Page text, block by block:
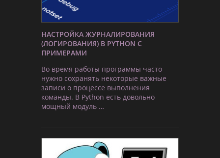
НАСТРОЙКА ЖУРНАЛИРОВАНИЯ
(ЛОГИРОВАНИЯ) В PYTHON С
ПРИМЕРАМИ
Во время работы программы часто
нужно сохранять некоторые важные
записи о процессе выполнения
команды. В Python есть довольно
мощный модуль …